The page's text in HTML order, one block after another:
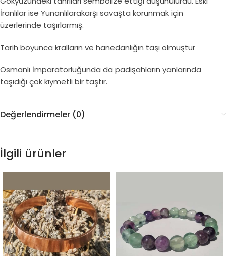
İranlılar ise Yunanlılarakarşı savaşta korunmak için
üzerlerinde taşırlarmış.
Tarih boyunca kralların ve hanedanlığın taşı olmuştur
Osmanlı İmparatorluğunda da padişahların yanlarında
taşıdığı çok kıymetli bir taştır.
Değerlendirmeler (0)
İlgili ürünler